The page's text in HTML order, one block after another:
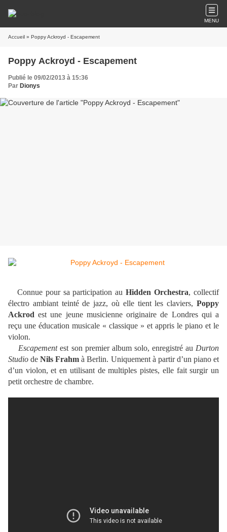
MENU
Accueil » Poppy Ackroyd - Escapement
Poppy Ackroyd - Escapement
Publié le 09/02/2013 à 15:36
Par Dionys
Connue pour sa participation auHidden Orchestra, collectif
électro ambiant teinté de jazz, où elle tient les claviers, Poppy
Ackrod est une jeune musicienne originaire de Londres qui a
reçu une éducation musicale « classique » et appris le piano et le
violon.
Escapementest son premier album solo, enregistré au Durton
Studio deNils Frahm à Berlin. Uniquement à partir d’un piano et
d’un violon, et en utilisant de multiples pistes, elle fait surgir un
petit orchestre de chambre.